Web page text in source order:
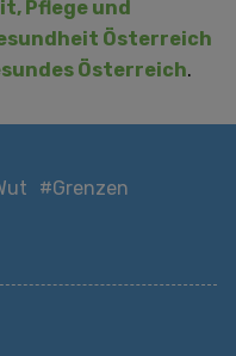
Pflege und
Österreich
Österreich.
#Grenzen